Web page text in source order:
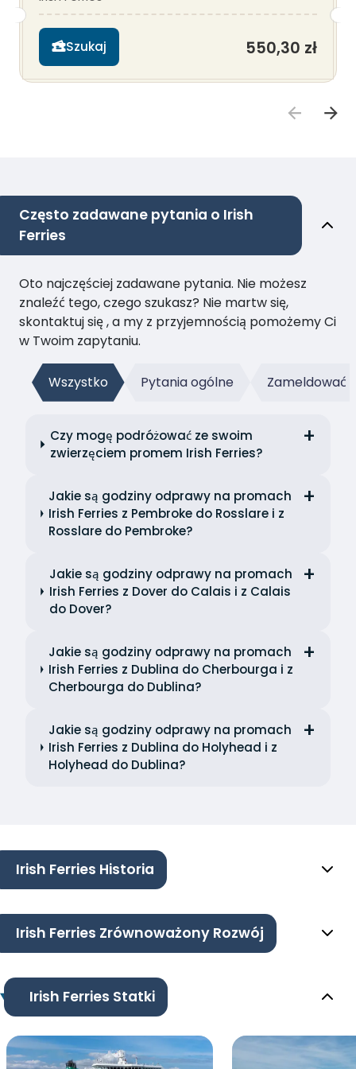
Szukaj 550,30 zł
Często zadawane pytania o Irish
Ferries
Oto najczęściej zadawane pytania. Nie możesz
znaleźć tego, czego szukasz? Nie martw się,
skontaktuj się , a my z przyjemnością pomożemy Ci
w Twoim zapytaniu.
Wszystko Pytania ogólne Zameldować
Czy mogę podróżować ze swoim
zwierzęciem promem Irish Ferries?
Jakie są godziny odprawy na promach
Irish Ferries z Pembroke do Rosslare i z
Rosslare do Pembroke?
Jakie są godziny odprawy na promach
Irish Ferries z Dover do Calais i z Calais
do Dover?
Jakie są godziny odprawy na promach
Irish Ferries z Dublina do Cherbourga i z
Cherbourga do Dublina?
Jakie są godziny odprawy na promach
Irish Ferries z Dublina do Holyhead i z
Holyhead do Dublina?
Irish Ferries Historia
Irish Ferries Zrównoważony Rozwój
Irish Ferries Statki